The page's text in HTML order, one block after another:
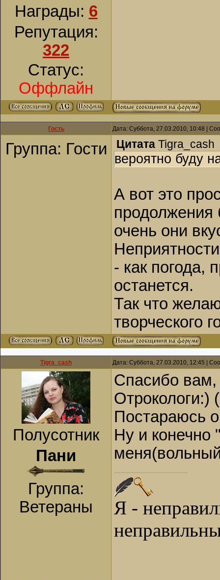
Награды: 6
Репутация:
322
Статус:
Оффлайн
Гость Дата: Суббота, 27.03.2010, 10:48 |
Группа: Гости Цитата Tigra_cash
вероятно буду
А вот это
продолжения
очень они
- как погода,
останется.
Так что
творческого
Tigra_cash Дата: Суббота, 27.03.2010, 12:45 |
Полусотник
Пани
Группа:
Ветераны
Спасибо вам,
Отрокологи:)
Постараюсь
Ну и конечно
Я -